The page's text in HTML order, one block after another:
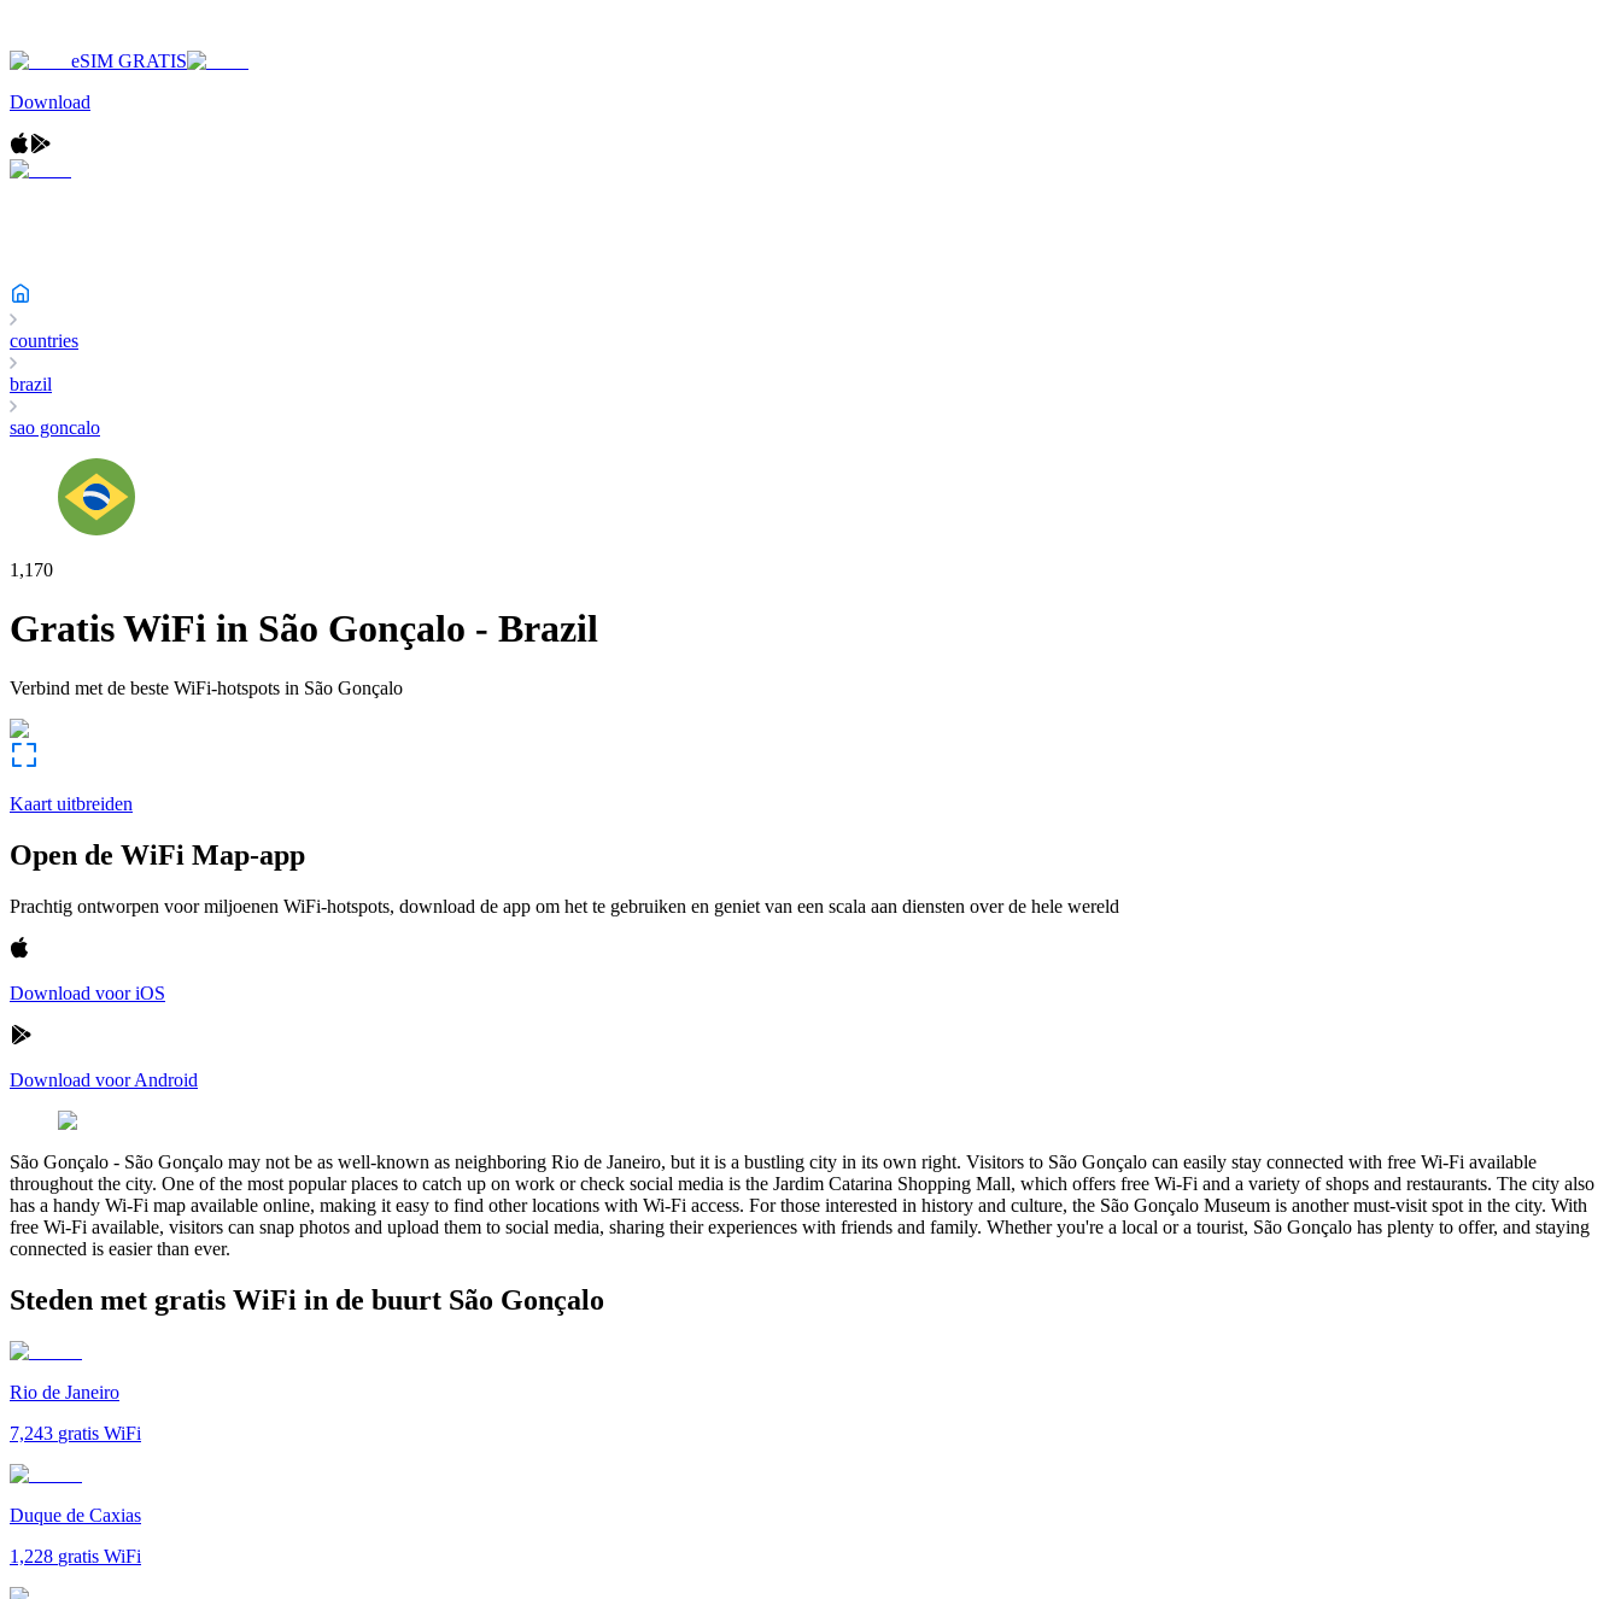
eSIM GRATIS
Download
countries
brazil
sao goncalo
1,170
Gratis WiFi in São Gonçalo - Brazil
Verbind met de beste WiFi-hotspots in São Gonçalo
Kaart uitbreiden
Open de WiFi Map-app
Prachtig ontworpen voor miljoenen WiFi-hotspots, download de app om het te gebruiken en geniet van een scala aan diensten over de hele wereld
Download voor iOS
Download voor Android
São Gonçalo - São Gonçalo may not be as well-known as neighboring Rio de Janeiro, but it is a bustling city in its own right. Visitors to São Gonçalo can easily stay connected with free Wi-Fi available
throughout the city. One of the most popular places to catch up on work or check social media is the Jardim Catarina Shopping Mall, which offers free Wi-Fi and a variety of shops and restaurants. The city also
has a handy Wi-Fi map available online, making it easy to find other locations with Wi-Fi access. For those interested in history and culture, the São Gonçalo Museum is another must-visit spot in the city. With
free Wi-Fi available, visitors can snap photos and upload them to social media, sharing their experiences with friends and family. Whether you're a local or a tourist, São Gonçalo has plenty to offer, and staying
connected is easier than ever.
Steden met gratis WiFi in de buurt São Gonçalo
Rio de Janeiro
7,243 gratis WiFi
Duque de Caxias
1,228 gratis WiFi